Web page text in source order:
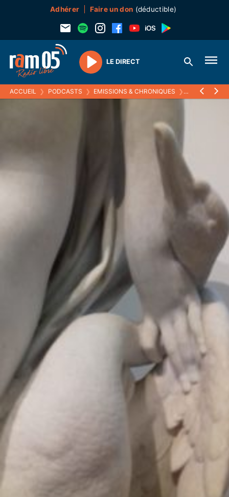
Adhérer Faire un don (déductible)
Play
LE DIRECT
ACCUEIL ❯ PODCASTS ❯ EMISSIONS & CHRONIQUES ❯ ECOUTEZ